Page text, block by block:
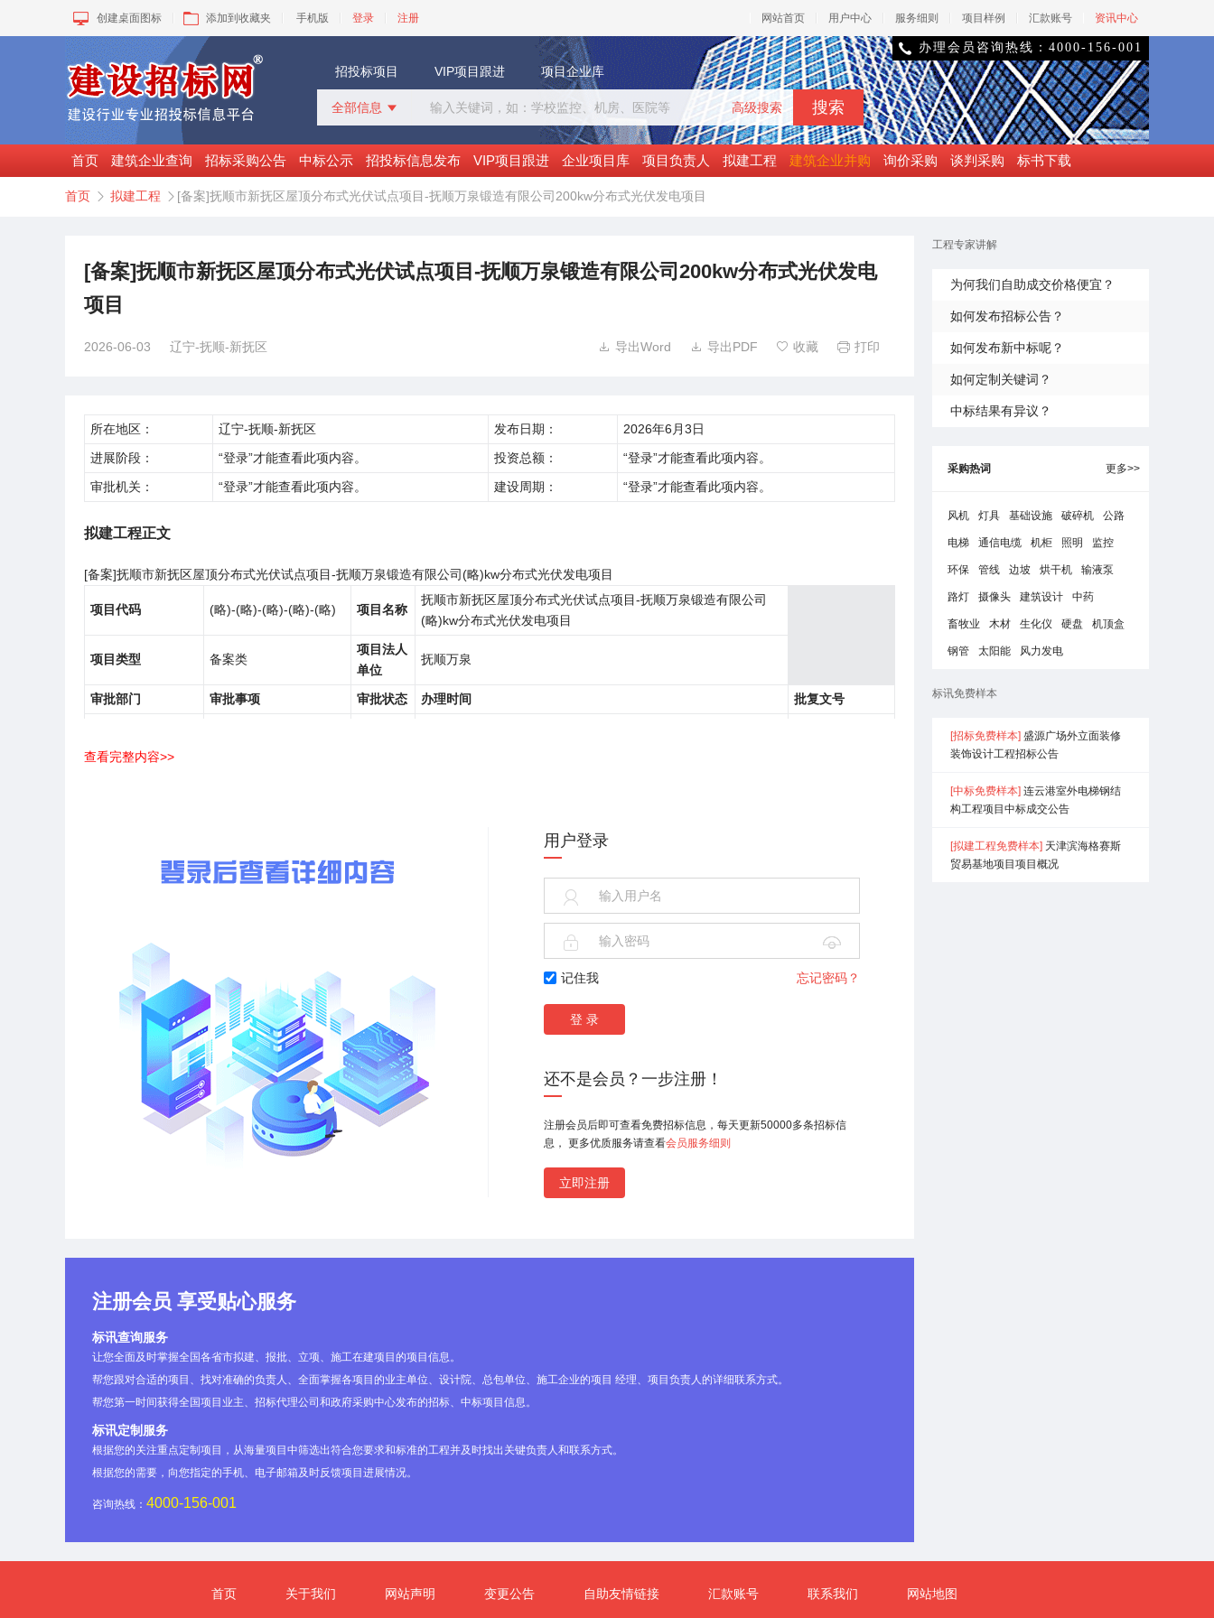
创建桌面图标 添加到收藏夹 手机版 登录 注册 网站首页 用户中心 服务细则 项目样例 汇款账号 资讯中心
招投标项目 VIP项目跟进 项目企业库
全部信息 
招标采购
中标公示
变更公告
VIP项目
询价采购
高级搜索
 办理会员咨询热线：4000-156-001
首页 建筑企业查询 招标采购公告 中标公示 招投标信息发布 VIP项目跟进 企业项目库 项目负责人 拟建工程 建筑企业并购 询价采购 谈判采购 标书下载
首页  拟建工程  [备案]抚顺市新抚区屋顶分布式光伏试点项目-抚顺万泉锻造有限公司200kw分布式光伏发电项目
[备案]抚顺市新抚区屋顶分布式光伏试点项目-抚顺万泉锻造有限公司200kw分布式光伏发电
项目
2026-06-03 辽宁-抚顺-新抚区  导出Word  导出PDF  收藏  打印
所在地区： 辽宁-抚顺-新抚区 发布日期：
2026年6月3日
进展阶段：
“登录”才能查看此项内容。 投资总额：
“登录”才能查看此项内容。
审批机关：
“登录”才能查看此项内容。 建设周期： “登录”才能查看此项内容。
拟建工程正文
[备案]抚顺市新抚区屋顶分布式光伏试点项目-抚顺万泉锻造有限公司(略)kw分布式光伏发电项目
项目代码 (略)-(略)-(略)-(略)-(略) 项目名称
抚顺市新抚区屋顶分布式光伏试点项目-抚顺万泉锻造有限公司
(略)kw分布式光伏发电项目
项目类型 备案类
项目法人
单位
抚顺万泉
审批部门 审批事项 审批状态 办理时间
批复文号
和改革局
查看完整内容>>
用户登录

 
记住我 忘记密码？
还不是会员？一步注册！
注册会员后即可查看免费招标信息，每天更新50000多条招标信
息， 更多优质服务请查看会员服务细则
立即注册
注册会员 享受贴心服务
标讯查询服务
让您全面及时掌握全国各省市拟建、报批、立项、施工在建项目的项目信息。
帮您跟对合适的项目、找对准确的负责人、全面掌握各项目的业主单位、设计院、总包单位、施工企业的项目 经理、项目负责人的详细联系方式。
帮您第一时间获得全国项目业主、招标代理公司和政府采购中心发布的招标、中标项目信息。
标讯定制服务
根据您的关注重点定制项目，从海量项目中筛选出符合您要求和标准的工程并及时找出关键负责人和联系方式。
根据您的需要，向您指定的手机、电子邮箱及时反馈项目进展情况。
咨询热线： 4000-156-001
工程专家讲解
为何我们自助成交价格便宜？
如何发布招标公告？
如何发布新中标呢？
如何定制关键词？
中标结果有异议？
采购热词 更多>>
风机 灯具 基础设施 破碎机 公路
电梯 通信电缆 机柜 照明 监控
环保 管线 边坡 烘干机 输液泵
路灯 摄像头 建筑设计 中药
畜牧业 木材 生化仪 硬盘 机顶盒
钢管 太阳能 风力发电
标讯免费样本
[招标免费样本] 盛源广场外立面装修
装饰设计工程招标公告
[中标免费样本] 连云港室外电梯钢结
构工程项目中标成交公告
[拟建工程免费样本] 天津滨海格赛斯
贸易基地项目项目概况
首页 关于我们 网站声明 变更公告 自助友情链接 汇款账号 联系我们 网站地图